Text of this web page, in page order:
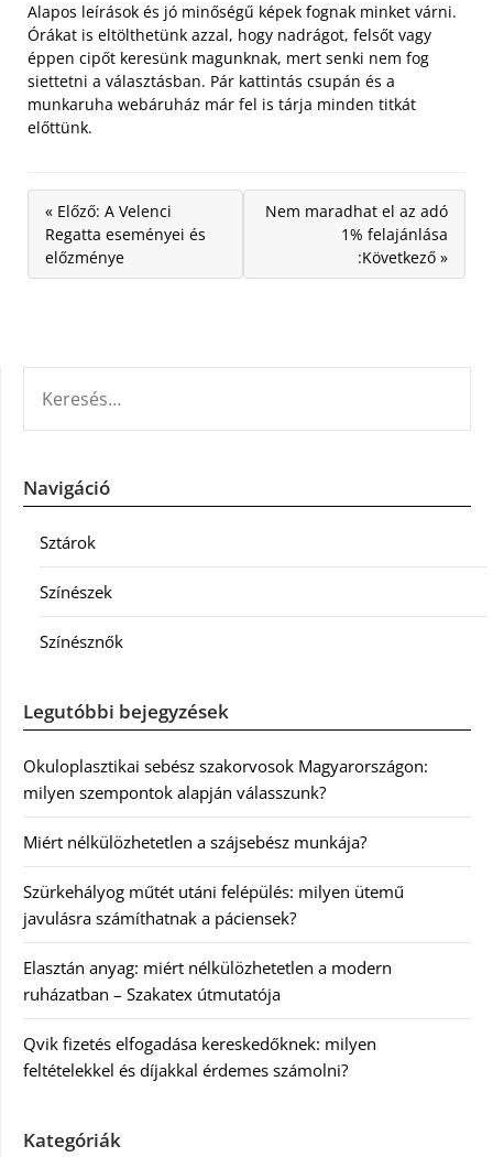
Alapos leírások és jó minőségű képek fognak minket várni.
Órákat is eltölthetünk azzal, hogy nadrágot, felsőt vagy
éppen cipőt keresünk magunknak, mert senki nem fog
siettetni a választásban. Pár kattintás csupán és a
munkaruha webáruház már fel is tárja minden titkát
előttünk.
« Előző: A Velenci
Regatta eseményei és
előzménye
Nem maradhat el az adó
1% felajánlása
:Következő »
Navigáció
Sztárok
Színészek
Színésznők
Legutóbbi bejegyzések
Okuloplasztikai sebész szakorvosok Magyarországon:
milyen szempontok alapján válasszunk?
Miért nélkülözhetetlen a szájsebész munkája?
Szürkehályog műtét utáni felépülés: milyen ütemű
javulásra számíthatnak a páciensek?
Elasztán anyag: miért nélkülözhetetlen a modern
ruházatban – Szakatex útmutatója
Qvik fizetés elfogadása kereskedőknek: milyen
feltételekkel és díjakkal érdemes számolni?
Kategóriák